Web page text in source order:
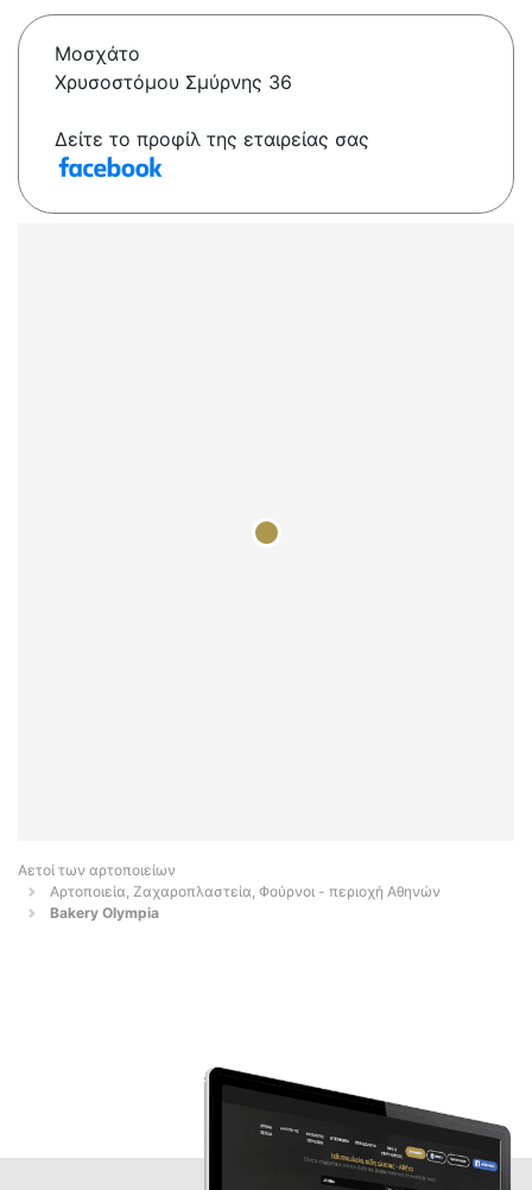
Μοσχάτο
Χρυσοστόμου Σμύρνης 36
Δείτε το προφίλ της εταιρείας σας
Αετοί των αρτοποιείων
Αρτοποιεία, Ζαχαροπλαστεία, Φούρνοι - περιοχή Αθηνών
Bakery Olympia